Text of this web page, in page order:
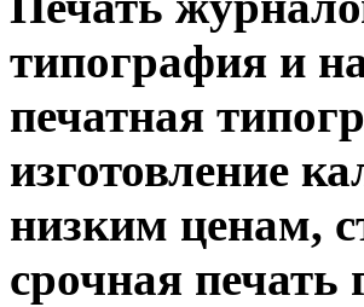
типография и
печатная
изготовление
низким ценам,
срочная печать